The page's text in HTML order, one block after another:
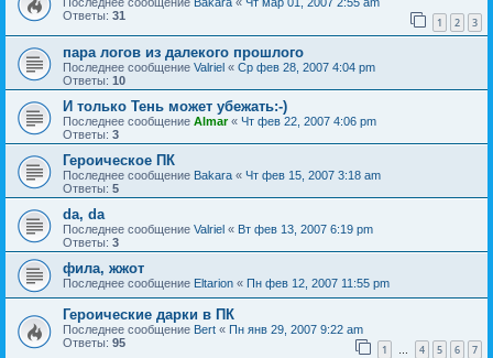
Последнее сообщение Bakara « Чт мар 01, 2007 2:55 am
Ответы: 31 1 2 3
пара логов из далекого прошлого
Последнее сообщение Valriel « Ср фев 28, 2007 4:04 pm
Ответы: 10
И только Тень может убежать:-)
Последнее сообщение Almar« Чт фев 22, 2007 4:06 pm
Ответы: 3
Героическое ПК
Последнее сообщение Bakara « Чт фев 15, 2007 3:18 am
Ответы: 5
da, da
Последнее сообщение Valriel « Вт фев 13, 2007 6:19 pm
Ответы: 3
фила, жжот
Последнее сообщение Eltarion « Пн фев 12, 2007 11:55 pm
Героические дарки в ПК
Последнее сообщение Bert « Пн янв 29, 2007 9:22 am
Ответы: 95 1 … 4 5 6 7